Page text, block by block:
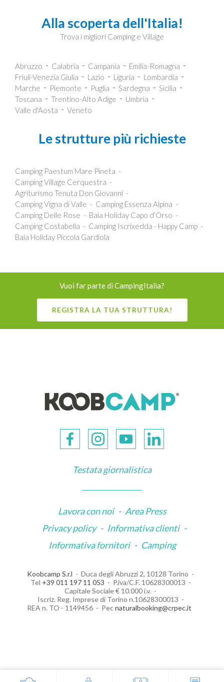
Alla scoperta dell'Italia!
Trova i migliori Camping e Village
Abruzzo Calabria Campania
Emilia-Romagna
Friuli-Venezia Giulia
Lazio Liguria
Lombardia
Marche
Piemonte Puglia Sardegna
Sicilia
Toscana
Trentino-Alto Adige
Umbria
Valle d'Aosta
Veneto
Le strutture più richieste
Camping Paestum Mare Pineta
Camping Village Cerquestra
Agriturismo Tenuta Don Giovanni
Camping Vigna di Valle
Camping Essenza Alpina
Camping Delle Rose
Baia Holiday Capo d’Orso
Camping Costabella
Camping Iscrixedda - Happy Camp
Baia Holiday Piccola Gardiola
Vuoi far parte di CampingItalia?
REGISTRA LA TUA STRUTTURA!
Testata giornalistica
Lavora con noi - Area Press
Privacy policy - Informativa clienti -
Informativa fornitori - Camping
Koobcamp S.r.l
Duca degli Abruzzi 2, 10128 Torino
Tel +39 011 197 11 053
P.iva/C.F. 10628300013
Capitale Sociale € 10.000 i.v.
Iscriz. Reg. Imprese di Torino n.10628300013
REA n. TO - 1149456
Pecnaturalbooking@crpec.it